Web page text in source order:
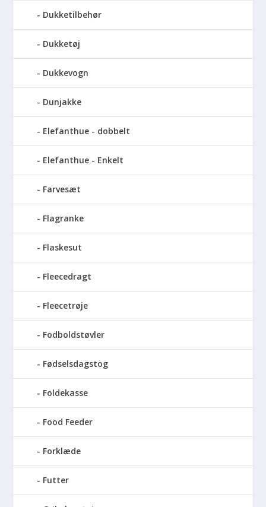
Dukketilbehør
Dukketøj
Dukkevogn
Dunjakke
Elefanthue - dobbelt
Elefanthue - Enkelt
Farvesæt
Flagranke
Flaskesut
Fleecedragt
Fleecetrøje
Fodboldstøvler
Fødselsdagstog
Foldekasse
Food Feeder
Forklæde
Futter